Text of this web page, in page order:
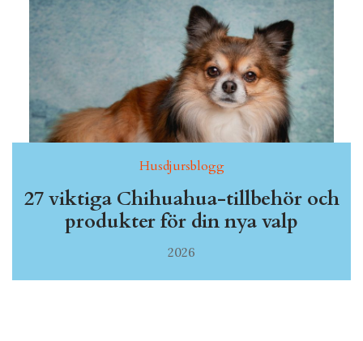
Husdjursblogg
27 viktiga Chihuahua-tillbehör och
produkter för din nya valp
2026